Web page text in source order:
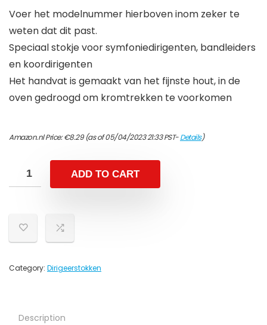
Voer het modelnummer hierboven inom zeker te
weten dat dit past.
Speciaal stokje voor symfoniedirigenten, bandleiders
en koordirigenten
Het handvat is gemaakt van het fijnste hout, in de
oven gedroogd om kromtrekken te voorkomen
Amazon.nl Price:€8.29(as of 05/04/2023 21:33 PST-Details)
ADD TO CART
Category: Dirigeerstokken
Description